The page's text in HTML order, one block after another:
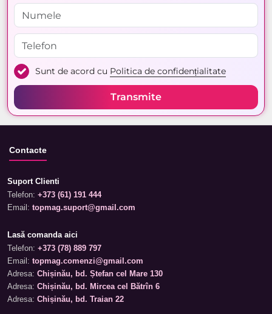
Sunt de acord cu Politica de confidențialitate
Transmite
Contacte
Suport Clienti
Telefon: +373 (61) 191 444
Email: topmag.suport@gmail.com
Lasă comanda aici
Telefon: +373 (78) 889 797
Email: topmag.comenzi@gmail.com
Adresa: Chișinău, bd. Ștefan cel Mare 130
Adresa: Chișinău, bd. Mircea cel Bătrîn 6
Adresa: Chișinău, bd. Traian 22